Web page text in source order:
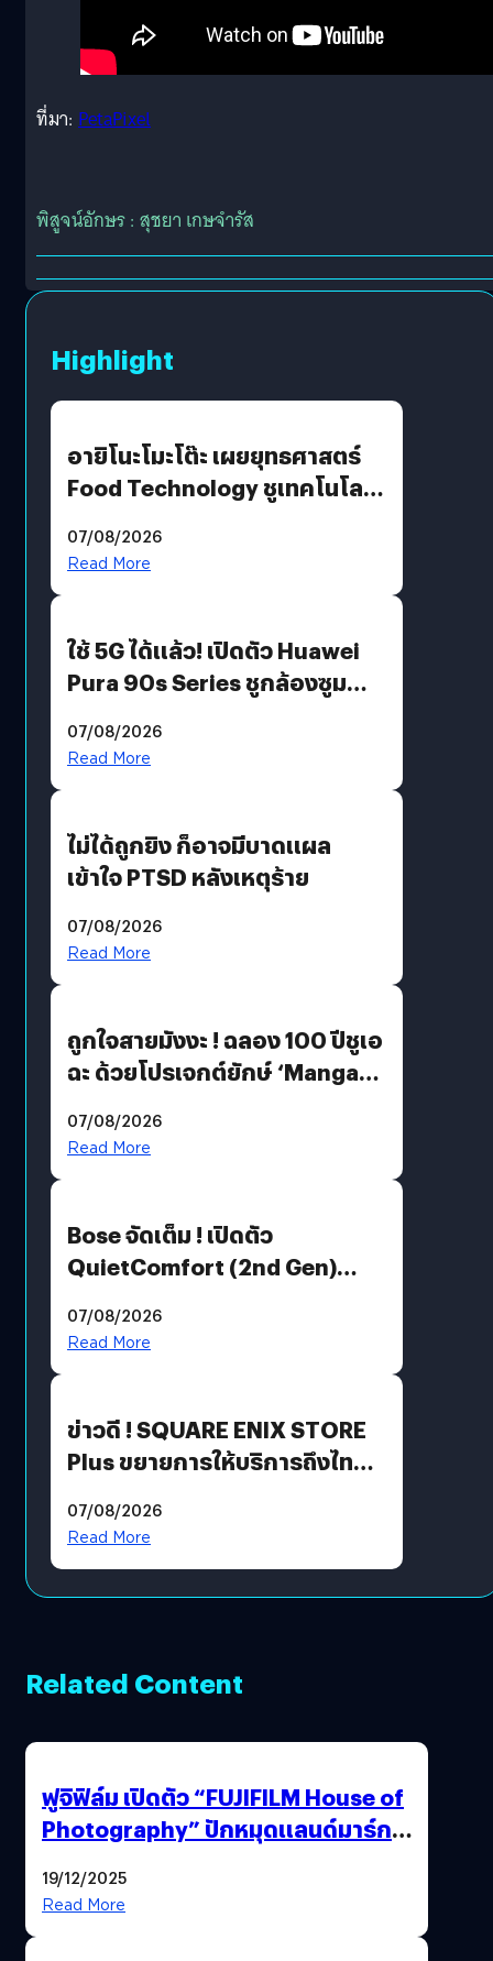
ที่มา: PetaPixel
พิสูจน์อักษร : สุชยา เกษจำรัส
Highlight
อายิโนะโมะโต๊ะ เผยยุทธศาสตร์
Food Technology ชูเทคโนโลยี
บริโภคและ B2B
07/08/2026
Read More
ใช้ 5G ได้แล้ว! เปิดตัว Huawei
Pura 90s Series ชูกล้องซูม
07/08/2026
Read More
ไม่ได้ถูกยิง ก็อาจมีบาดแผล
เข้าใจ PTSD หลังเหตุร้าย
07/08/2026
Read More
ถูกใจสายมังงะ ! ฉลอง 100 ปีชูเอ
ฉะ ด้วยโปรเจกต์ยักษ์ ‘Manga
มีภาษาไทยด้วย
07/08/2026
Read More
Bose จัดเต็ม ! เปิดตัว
QuietComfort (2nd Gen)
07/08/2026
Read More
ข่าวดี ! SQUARE ENIX STORE
Plus ขยายการให้บริการถึงไทย
โดยตรง
07/08/2026
Read More
Related Content
ฟูจิฟิล์ม เปิดตัว “FUJIFILM House of
Photography” ปักหมุดแลนด์มาร์ก
19/12/2025
Read More